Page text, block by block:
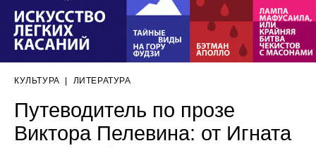
КУЛЬТУРА ЛИТЕРАТУРА
Путеводитель по прозе
Виктора Пелевина: от Игната